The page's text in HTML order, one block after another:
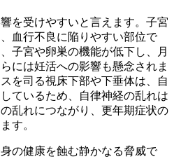
を受けやすいと言えます。子宮
血行不良に陥りやすい部位で
子宮や卵巣の機能が低下し、月
には妊活への影響も懸念されま
を司る視床下部や下垂体は、自
ているため、自律神経の乱れは
乱れにつながり、更年期症状の
す。
の健康を蝕む静かなる脅威で